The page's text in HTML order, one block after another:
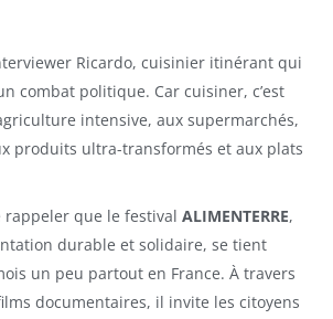
Ricardo, cuisinier itinérant qui
combat politique. Car cuisiner, c’est
intensive, aux supermarchés,
produits ultra-transformés et aux plats
rappeler que le festival ALIMENTERRE,
durable et solidaire, se tient
un peu partout en France. À travers
documentaires, il invite les citoyens